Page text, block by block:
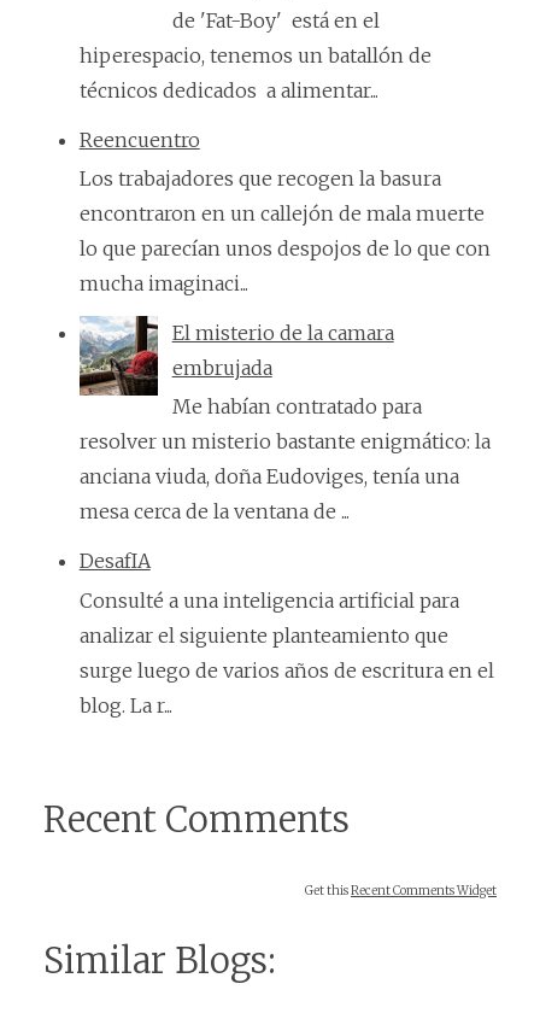
de 'Fat-Boy' está en el
hiperespacio, tenemos un batallón de
técnicos dedicados a alimentar...
Reencuentro
Los trabajadores que recogen la basura
encontraron en un callejón de mala muerte
lo que parecían unos despojos de lo que con
mucha imaginaci...
El misterio de la camara
embrujada
Me habían contratado para
resolver un misterio bastante enigmático: la
anciana viuda, doña Eudoviges, tenía una
mesa cerca de la ventana de ...
DesafIA
Consulté a una inteligencia artificial para
analizar el siguiente planteamiento que
surge luego de varios años de escritura en el
blog. La r...
Recent Comments
Get thisRecent Comments Widget
Similar Blogs: